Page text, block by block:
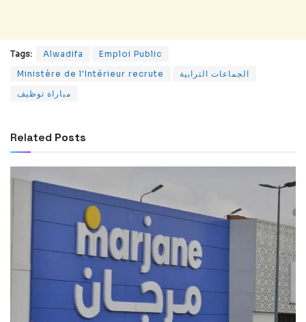
Tags: Alwadifa
Emploi Public
Ministère de l'Intérieur recrute
الجماعات الترابية
مباراة توظيف
Related Posts